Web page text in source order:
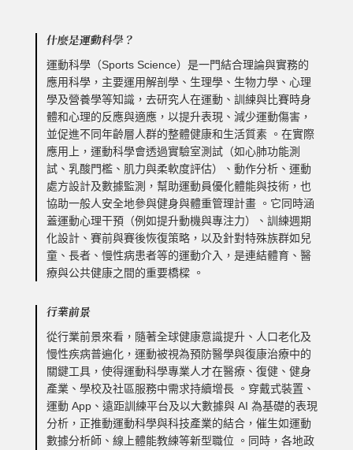
什麼是運動科學？
運動科學（Sports Science）是一門結合理論與實務的
應用科學，主要運用解剖學、生理學、生物力學、心理
學及營養學等知識，去研究人在運動、訓練與比賽時身
體和心理的反應與適應，以提升表現、減少運動傷害，
並促進不同年齡層人群的整體健康和生活質素 。在實際
應用上，運動科學會透過實驗室測試（如心肺功能測
試、乳酸門檻、肌力與柔軟度評估）、動作分析、運動
處方設計及數據監測，幫助運動員優化體能與技術，也
協助一般人安全地參與健身與體重管理計畫 。它同時涵
蓋運動心理干預（例如提升動機與專注力）、訓練週期
化設計、賽前與賽後恢復策略，以及針對特殊族群如兒
童、長者、慢性病患者等的運動介入，是連結體育、醫
療與公共健康之間的重要橋樑 。
行業前景
從行業前景來看，隨著全球健康意識提升、人口老化及
慢性疾病普遍化，運動被視為預防醫學與復康治療中的
關鍵工具，使得運動科學專業人才在醫療、復健、健身
產業、學校及社區服務中需求持續增長 。穿戴式裝置、
運動 App、遠距訓練平台及以大數據與 AI 為基礎的表現
分析，正推動運動科學與科技產業的結合，催生如運動
數據分析師、線上體能教練等新型職位 。同時，各地政